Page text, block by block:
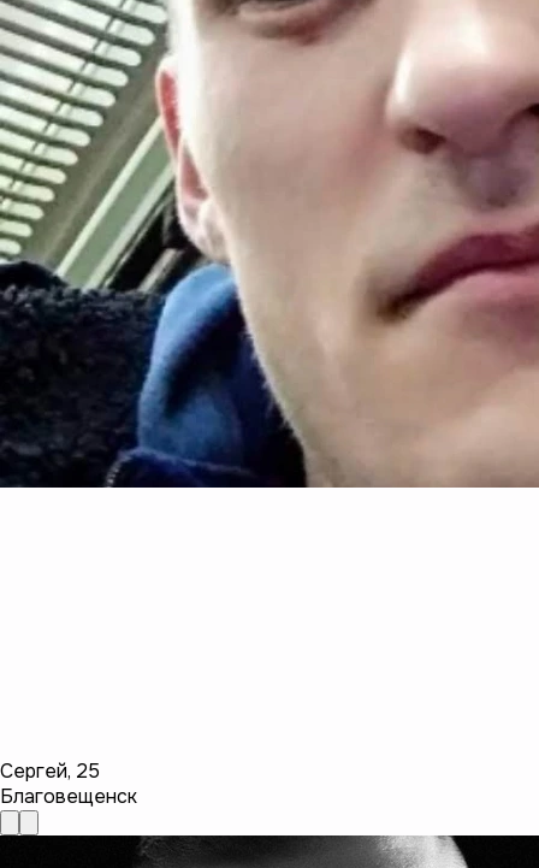
Сергей, 25
Благовещенск